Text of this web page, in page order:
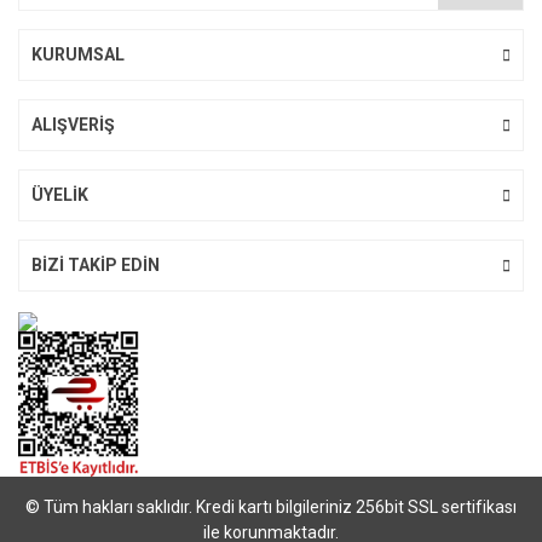
KURUMSAL
ALIŞVERİŞ
ÜYELİK
BİZİ TAKİP EDİN
© Tüm hakları saklıdır. Kredi kartı bilgileriniz 256bit SSL sertifikası
ile korunmaktadır.